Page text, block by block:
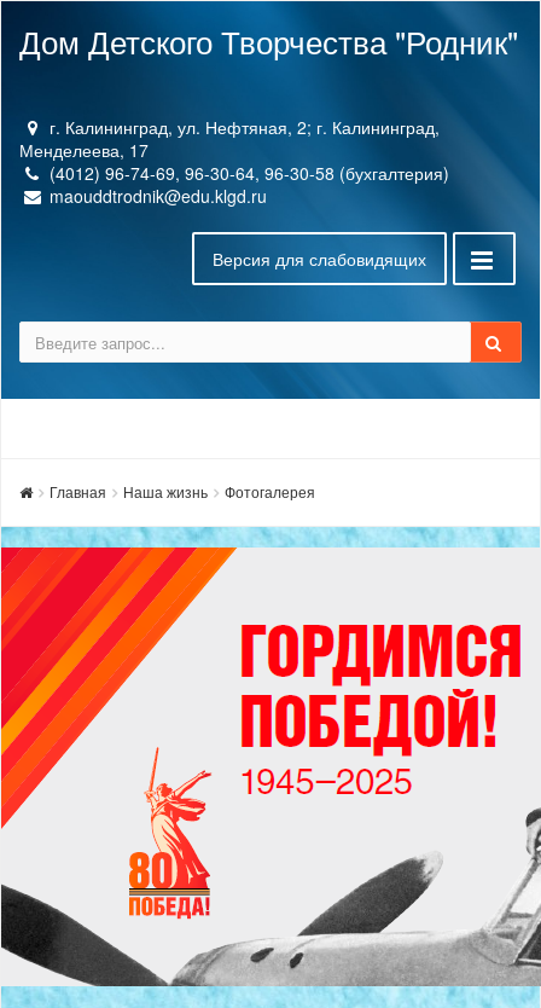
Дом Детского Творчества "Родник"
г. Калининград, ул. Нефтяная, 2; г. Калининград,
Менделеева, 17
(4012) 96-74-69, 96-30-64, 96-30-58 (бухгалтерия)
maouddtrodnik@edu.klgd.ru
Версия для слабовидящих
Главная Наша жизнь Фотогалерея